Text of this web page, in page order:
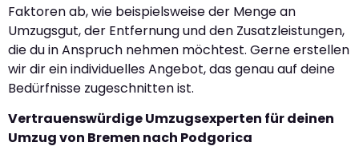
Faktoren ab, wie beispielsweise der Menge an
Umzugsgut, der Entfernung und den Zusatzleistungen,
die du in Anspruch nehmen möchtest. Gerne erstellen
wir dir ein individuelles Angebot, das genau auf deine
Bedürfnisse zugeschnitten ist.
Vertrauenswürdige Umzugsexperten für deinen
Umzug von Bremen nach Podgorica